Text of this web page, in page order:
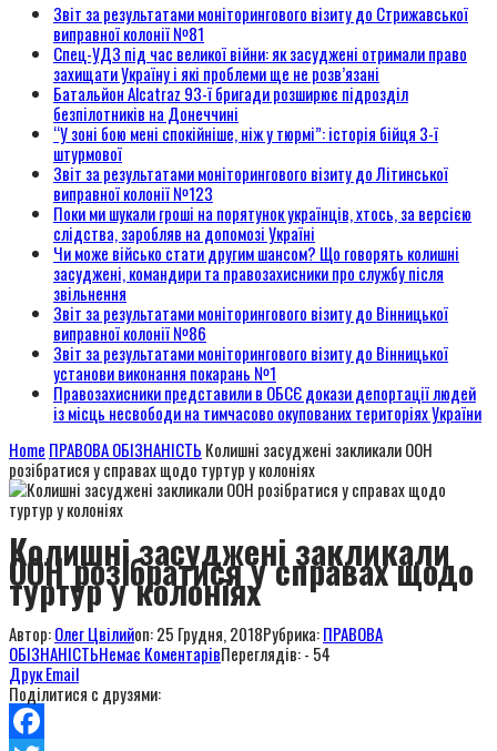
Звіт за результатами моніторингового візиту до Стрижавської
виправної колонії №81
Спец-УДЗ під час великої війни: як засуджені отримали право
захищати Україну і які проблеми ще не розв’язані
Батальйон Alcatraz 93-ї бригади розширює підрозділ
безпілотників на Донеччині
“У зоні бою мені спокійніше, ніж у тюрмі”: історія бійця 3-ї
штурмової
Звіт за результатами моніторингового візиту до Літинської
виправної колонії №123
Поки ми шукали гроші на порятунок українців, хтось, за версією
слідства, заробляв на допомозі Україні
Чи може військо стати другим шансом? Що говорять колишні
засуджені, командири та правозахисники про службу після
звільнення
Звіт за результатами моніторингового візиту до Вінницької
виправної колонії №86
Звіт за результатами моніторингового візиту до Вінницької
установи виконання покарань №1
Правозахисники представили в ОБСЄ докази депортації людей
із місць несвободи на тимчасово окупованих територіях України
Home ПРАВОВА ОБІЗНАНІСТЬ Колишні засуджені закликали ООН
розібратися у справах щодо туртур у колоніях
Колишні засуджені закликали
ООН розібратися у справах щодо
туртур у колоніях
Автор:Олег Цвілийon:25 Грудня, 2018Рубрика:ПРАВОВА
ОБІЗНАНІСТЬНемає КоментарівПереглядів: - 54
ДрукEmail
Поділитися с друзями: